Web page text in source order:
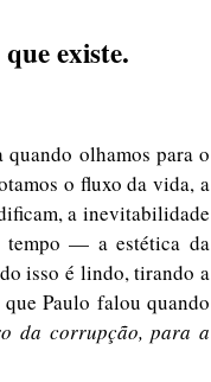
existe.
olhamos para o
o fluxo da vida, a
a inevitabilidade
tempo — a estética da
isso é lindo, tirando a
Paulo falou quando
da corrupção, para a